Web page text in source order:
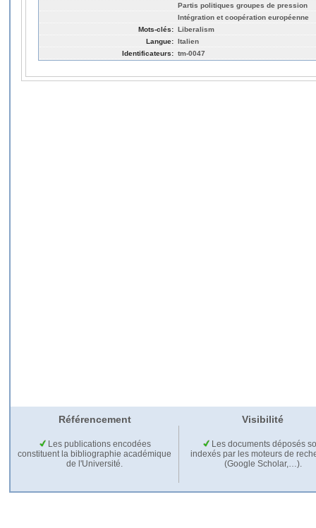
Partis politiques groupes de pression
Intégration et coopération européenne
Mots-clés: Liberalism
Langue: Italien
Identificateurs: tm-0047
Référencement Visibilité
Les publications encodées
constituent la bibliographie académique
de l'Université.
Les documents déposés
indexés par les moteurs de
(Google Scholar,…).